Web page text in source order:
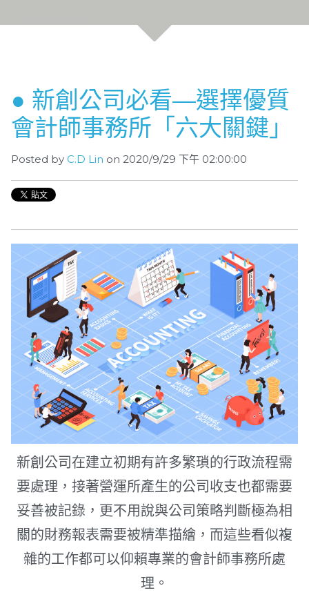
● 新創公司必看—選擇優質
會計師事務所「六大關鍵」
Posted by C.D Lin on 2020/9/29 下午 02:00:00
新創公司在建立初期有許多繁瑣的行政流程需
要處理，接著營運所產生的公司收支也都需要
妥善被記錄，更不用說與公司策略判斷極為相
關的財務報表需要被精準描繪，而這些看似複
雜的工作都可以仰賴專業的會計師事務所處
理。